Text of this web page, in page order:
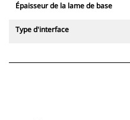
Épaisseur de la lame de base
Type d'interface